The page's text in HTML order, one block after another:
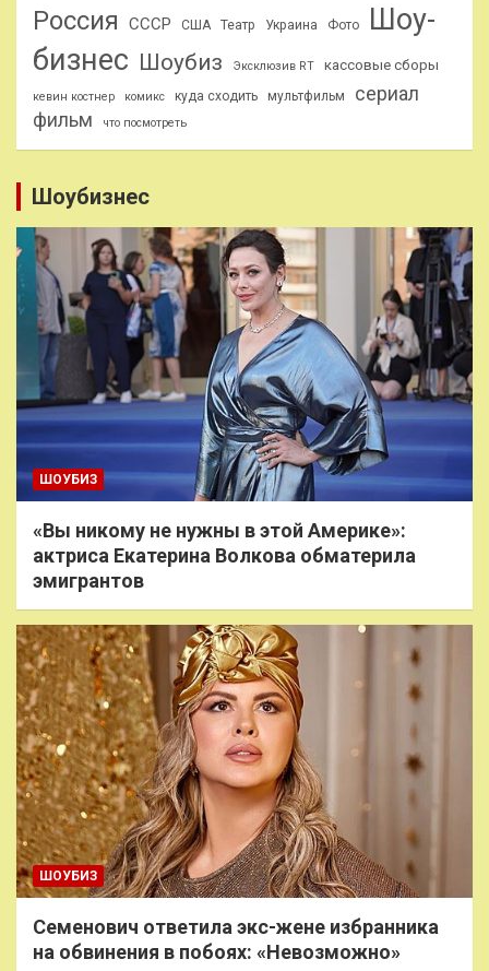
Россия СССР США Театр Украина Фото
Шоу-
бизнес Шоубиз Эксклюзив RT кассовые сборы
кевин костнер комикс куда сходить мультфильм
сериал
фильм
что посмотреть
Шоубизнес
ШОУБИЗ
«Вы никому не нужны в этой Америке»:
актриса Екатерина Волкова обматерила
эмигрантов
ШОУБИЗ
Семенович ответила экс-жене избранника
на обвинения в побоях: «Невозможно»